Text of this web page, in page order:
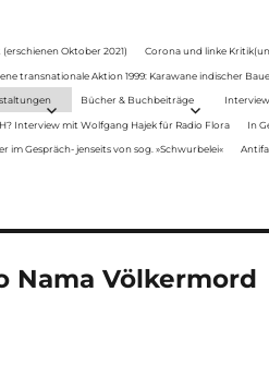
Oktober 2021) Corona und linke
transnationale Aktion 1999: Karawane indischer
Bücher & Buchbeiträge
Interview mit Wolfgang Hajek für Radio Flora In
im Gespräch- jenseits von sog. »Schwurbelei«
Nama Völkermord